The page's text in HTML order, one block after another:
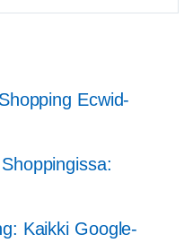
Ecwid-
Kaikki Google-